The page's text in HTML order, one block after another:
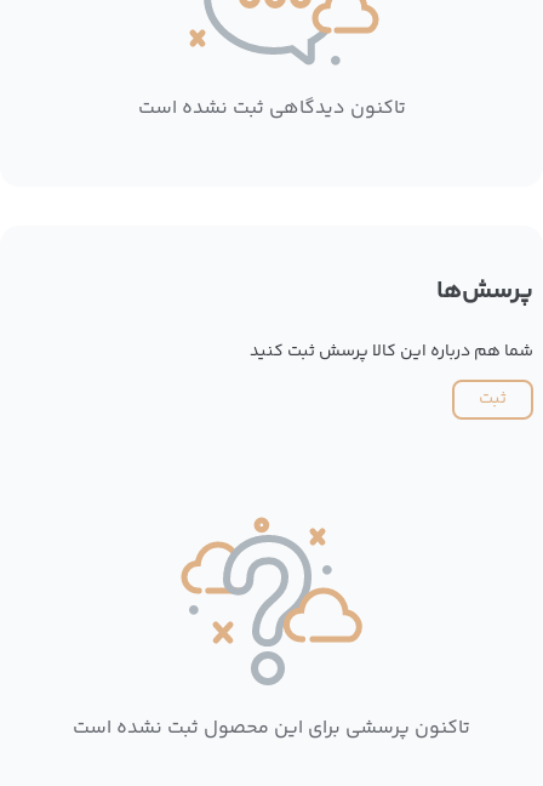
تاکنون دیدگاهی ثبت نشده است
پرسش‌ها
شما هم درباره این کالا پرسش ثبت کنید
ثبت
تاکنون پرسشی برای این محصول ثبت نشده است